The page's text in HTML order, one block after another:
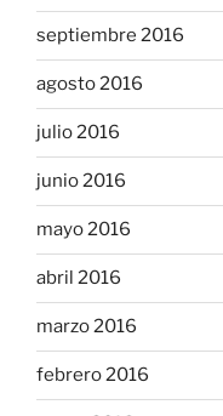
septiembre 2016
agosto 2016
julio 2016
junio 2016
mayo 2016
abril 2016
marzo 2016
febrero 2016